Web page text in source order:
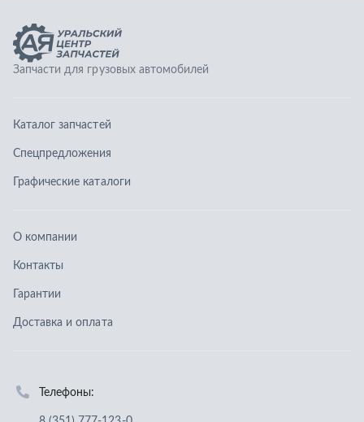
О компании
Контакты
Доставка и оплата
Отправить заявку